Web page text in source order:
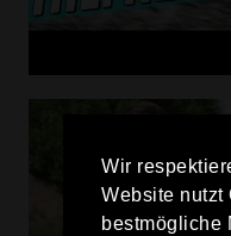
Wir
Website nutzt
bestmögliche